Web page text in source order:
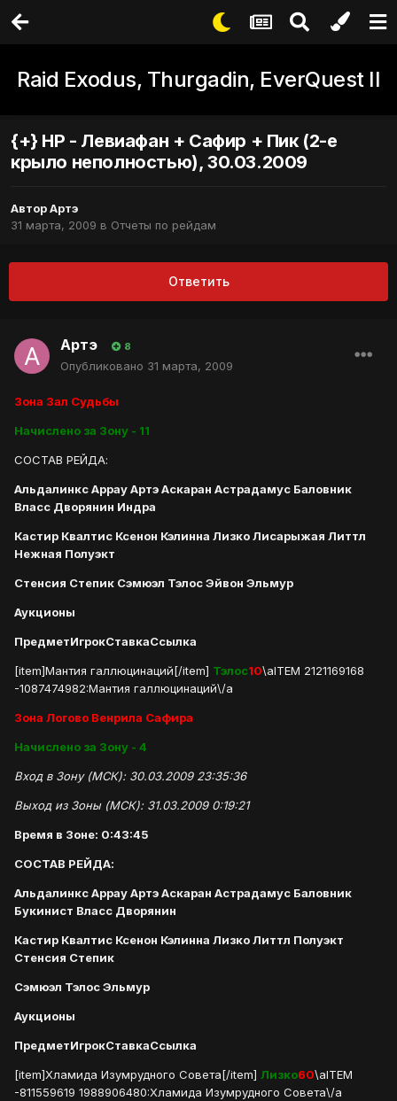
Raid Exodus, Thurgadin, EverQuest II
{+} НР - Левиафан + Сафир + Пик (2-е
крыло неполностью), 30.03.2009
АвторАртэ
31 марта, 2009 в Отчеты по рейдам
Ответить
Артэ 8
Опубликовано 31 марта, 2009
Зона Зал Судьбы
Начислено за Зону - 11
СОСТАВ РЕЙДА:
Альдалинкс Аррау Артэ Аскаран Астрадамус Баловник
Власс Дворянин Индра
Кастир Квалтис Ксенон Кэлинна Лизко Лисарыжая Литтл
Нежная Полуэкт
Стенсия Степик Сэмюэл Тэлос Эйвон Эльмур
Аукционы
ПредметИгрокСтавкаСсылка
[item]Мантия галлюцинаций[/item] Тэлос10\aITEM 2121169168
-1087474982:Мантия галлюцинаций\/a
Зона Логово Венрила Сафира
Начислено за Зону - 4
Вход в Зону (МСК): 30.03.2009 23:35:36
Выход из Зоны (МСК): 31.03.2009 0:19:21
Время в Зоне: 0:43:45
СОСТАВ РЕЙДА:
Альдалинкс Аррау Артэ Аскаран Астрадамус Баловник
Букинист Власс Дворянин
Кастир Квалтис Ксенон Кэлинна Лизко Литтл Полуэкт
Стенсия Степик
Сэмюэл Тэлос Эльмур
Аукционы
ПредметИгрокСтавкаСсылка
[item]Хламида Изумрудного Совета[/item] Лизко60\aITEM
-811559619 1988906480:Хламида Изумрудного Совета\/a